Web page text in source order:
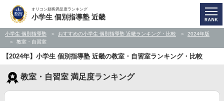
オリコン顧客満足度ランキング
小学生 個別指導塾 近畿
小学生 個別指導塾 おすすめの小学生 個別指導塾 近畿ランキング・比較
2024年版
教室・自習室
【2024年】小学生 個別指導塾 近畿の教室・自習室ランキング・比較
教室・自習室 満足度ランキング